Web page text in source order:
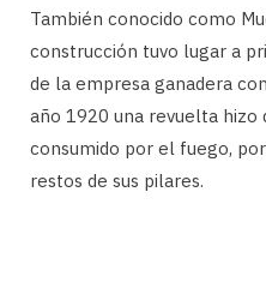
También conocido como
construcción tuvo lugar a
de la empresa ganadera
año 1920 una revuelta
consumido por el fuego,
restos de sus pilares.